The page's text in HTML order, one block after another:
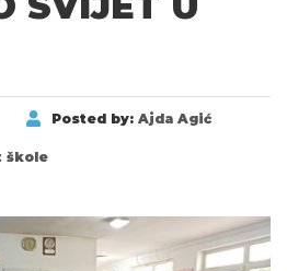
Posted by: Ajda Agić
škole